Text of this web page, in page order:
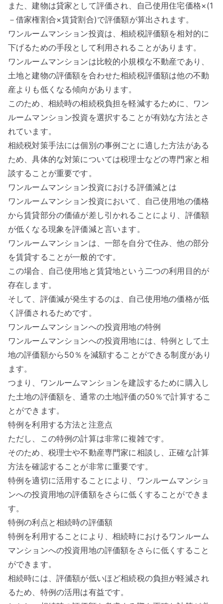
また、建物は貸家として評価され、自己使用住宅価格×(1
－借家権割合×賃貸割合)で評価額が算出されます。
ワンルームマンション投資は、相続税評価額を相対的に
下げるための手段として利用されることがあります。
ワンルームマンションは比較的小規模な不動産であり、
土地と建物の評価額を合わせた相続税評価額は他の不動
産よりも低くなる傾向があります。
このため、相続時の相続税負担を軽減するために、ワン
ルームマンション投資を選択することが有効な方法とさ
れています。
相続税対策手法には個別の事例ごとに適した方法がある
ため、具体的な対策については税理士などの専門家と相
談することが重要です。
ワンルームマンション投資における評価減とは
ワンルームマンション投資において、自己使用地の価格
から賃貸部分の価値が差し引かれることにより、評価額
が低くなる現象を評価減と言います。
ワンルームマンションは、一部を自分で住み、他の部分
を賃貸することが一般的です。
この場合、自己使用地と賃貸地という二つの利用目的が
存在します。
そして、評価減が発生するのは、自己使用地の価格が低
く評価されるためです。
ワンルームマンションへの投資用地の特例
ワンルームマンションへの投資用地には、特例として土
地の評価額から50％を減額することができる制度があり
ます。
つまり、ワンルームマンションを建設するために購入し
た土地の評価額を、通常の土地評価の50％で計算するこ
とができます。
特例を利用する方法と注意点
ただし、この特例の計算は非常に複雑です。
そのため、税理士や不動産専門家に相談し、正確な計算
方法を確認することが非常に重要です。
特例を適切に活用することにより、ワンルームマンショ
ンへの投資用地の評価額をさらに低くすることができま
す。
特例の利点と相続時の評価額
特例を利用することにより、相続時におけるワンルーム
マンションへの投資用地の評価額をさらに低くすること
ができます。
相続時には、評価額が低いほど相続税の負担が軽減され
るため、特例の活用は有益です。